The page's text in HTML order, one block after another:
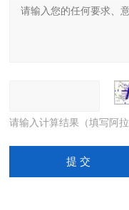
请输入计算结果（填写阿